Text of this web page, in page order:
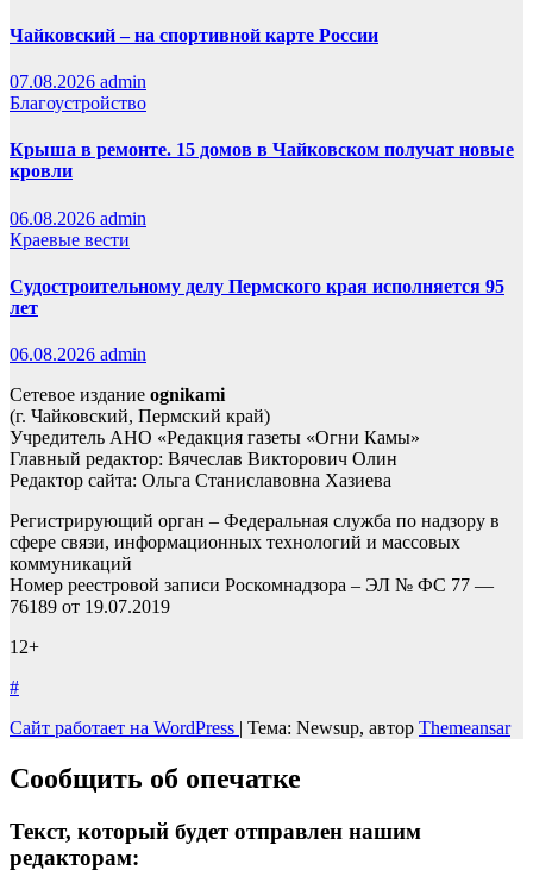
Чайковский – на спортивной карте России
07.08.2026 admin
Благоустройство
Крыша в ремонте. 15 домов в Чайковском получат новые
кровли
06.08.2026 admin
Краевые вести
Судостроительному делу Пермского края исполняется 95
лет
06.08.2026 admin
Сетевое издание ognikami
(г. Чайковский, Пермский край)
Учредитель АНО «Редакция газеты «Огни Камы»
Главный редактор: Вячеслав Викторович Олин
Редактор сайта: Ольга Станиславовна Хазиева
Регистрирующий орган – Федеральная служба по надзору в
сфере связи, информационных технологий и массовых
коммуникаций
Номер реестровой записи Роскомнадзора – ЭЛ № ФС 77 —
76189 от 19.07.2019
12+
#
Сайт работает на WordPress | Тема: Newsup, автор Themeansar
Сообщить об опечатке
Текст, который будет отправлен нашим
редакторам: